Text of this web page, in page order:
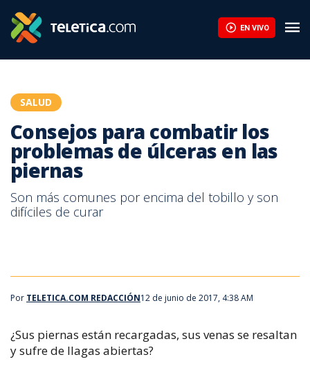
EN VIVO
SALUD
Consejos para combatir los
problemas de úlceras en las
piernas
Son más comunes por encima del tobillo y son
difíciles de curar
Por TELETICA.COM REDACCIÓN12 de junio de 2017, 4:38 AM
¿Sus piernas están recargadas, sus venas se resaltan
y sufre de llagas abiertas?